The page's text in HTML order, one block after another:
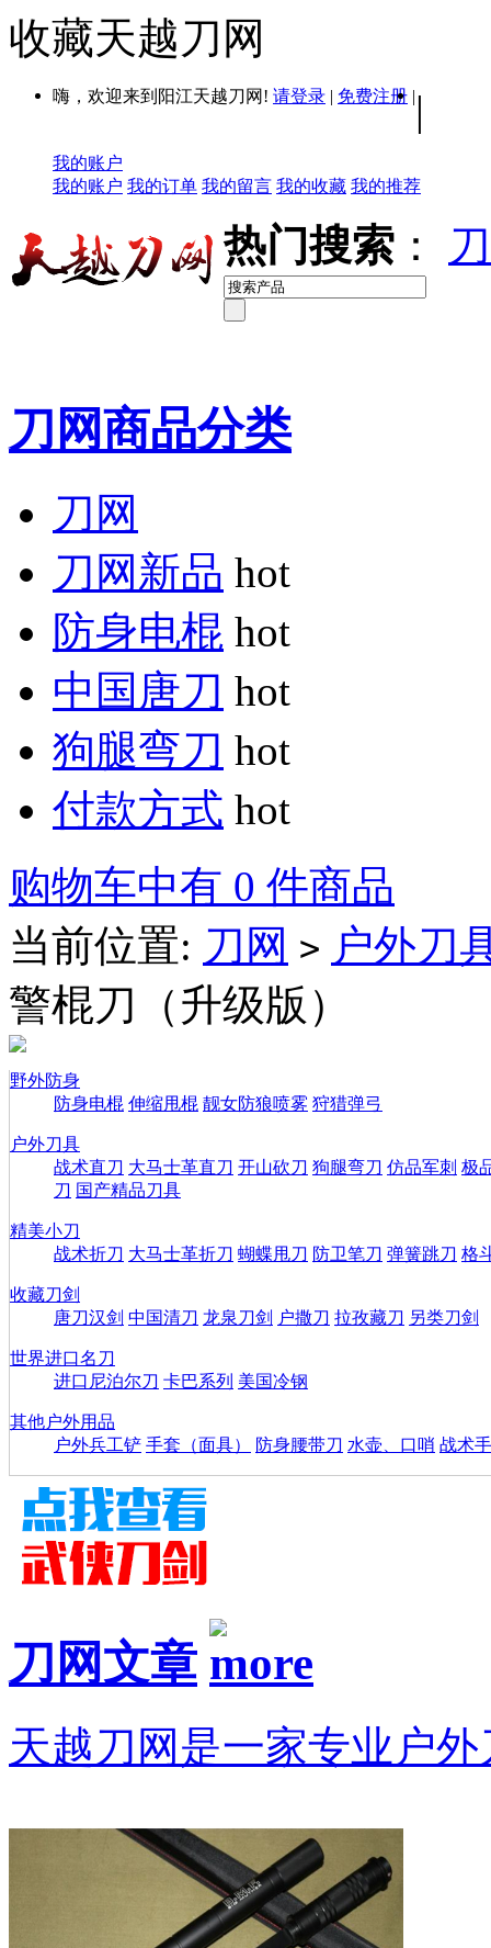
收藏天越刀网
嗨，欢迎来到阳江天越刀网! 请登录 | 免费注册 | |
我的账户
我的账户 我的订单 我的留言 我的收藏 我的推荐
热门搜索 ：
刀网商品分类
刀网
刀网新品 hot
防身电棍 hot
中国唐刀 hot
狗腿弯刀 hot
付款方式 hot
购物车中有 0 件商品
当前位置: 刀网 > 户外刀
警棍刀（升级版）
野外防身
防身电棍 伸缩甩棍 靓女防狼喷雾 狩猎弹弓
户外刀具
战术直刀 大马士革直刀 开山砍刀 狗腿弯刀 仿品军刺 极
刀 国产精品刀具
精美小刀
战术折刀 大马士革折刀 蝴蝶甩刀 防卫笔刀 弹簧跳刀 格
收藏刀剑
唐刀汉剑 中国清刀 龙泉刀剑 户撒刀 拉孜藏刀 另类刀剑
世界进口名刀
进口尼泊尔刀 卡巴系列 美国冷钢
其他户外用品
户外兵工铲 手套（面具） 防身腰带刀 水壶、口哨 战术
刀网文章
天越刀网是一家专业户